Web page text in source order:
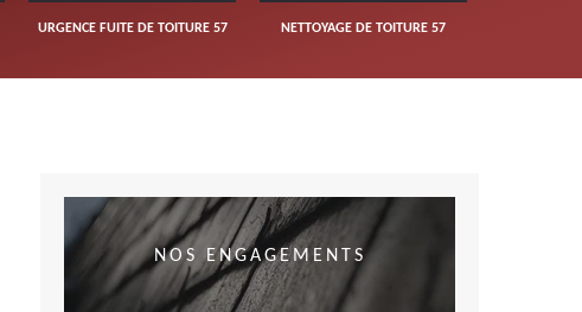
URGENCE FUITE DE TOITURE 57 NETTOYAGE DE TOITURE 57
NOS ENGAGEMENTS